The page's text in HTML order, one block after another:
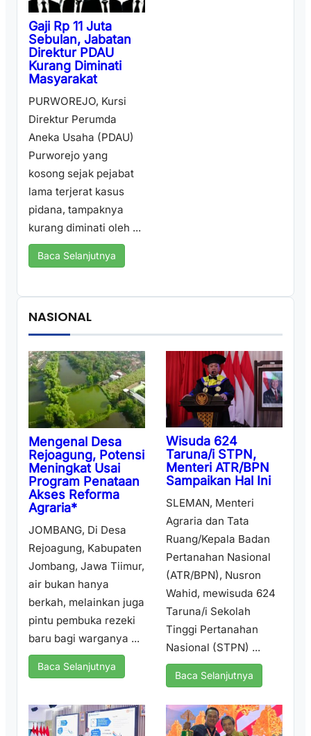
Gaji Rp 11 Juta
Sebulan, Jabatan
Direktur PDAU
Kurang Diminati
Masyarakat
PURWOREJO, Kursi
Direktur Perumda
Aneka Usaha (PDAU)
Purworejo yang
kosong sejak pejabat
lama terjerat kasus
pidana, tampaknya
kurang diminati oleh ...
Baca Selanjutnya
NASIONAL
Mengenal Desa
Rejoagung, Potensi
Meningkat Usai
Program Penataan
Akses Reforma
Agraria*
JOMBANG, Di Desa
Rejoagung, Kabupaten
Jombang, Jawa Tiimur,
air bukan hanya
berkah, melainkan juga
pintu pembuka rezeki
baru bagi warganya ...
Baca Selanjutnya
Wisuda 624
Taruna/i STPN,
Menteri ATR/BPN
Sampaikan Hal Ini
SLEMAN, Menteri
Agraria dan Tata
Ruang/Kepala Badan
Pertanahan Nasional
(ATR/BPN), Nusron
Wahid, mewisuda 624
Taruna/i Sekolah
Tinggi Pertanahan
Nasional (STPN) ...
Baca Selanjutnya